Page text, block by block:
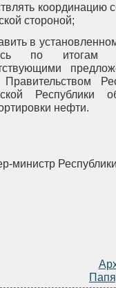
координацию
стороной;
в
по итогам
Республики
нефти.
министр